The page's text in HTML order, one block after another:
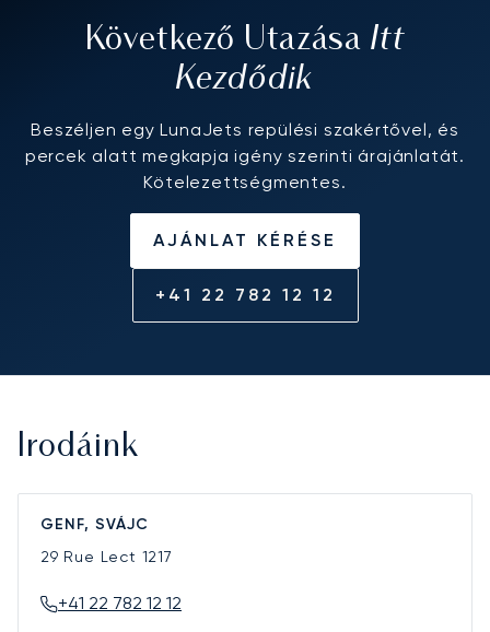
Következő Utazása Itt
Kezdődik
Beszéljen egy LunaJets repülési szakértővel, és
percek alatt megkapja igény szerinti árajánlatát.
Kötelezettségmentes.
AJÁNLAT KÉRÉSE
+41 22 782 12 12
Irodáink
GENF, SVÁJC
29 Rue Lect 1217
+41 22 782 12 12